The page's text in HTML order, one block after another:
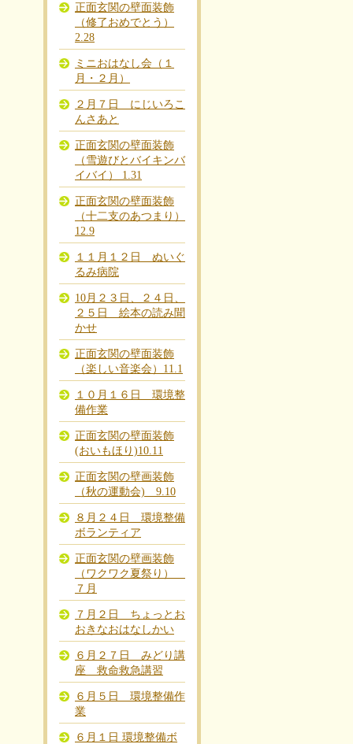
正面玄関の壁面装飾
（修了おめでとう）
2.28
ミニおはなし会（１
月・２月）
２月７日 にじいろこ
んさあと
正面玄関の壁面装飾
（雪遊びとバイキンバ
イバイ） 1.31
正面玄関の壁面装飾
（十二支のあつまり）
12.9
１１月１２日 ぬいぐ
るみ病院
10月２３日、２４日、
２５日 絵本の読み聞
かせ
正面玄関の壁面装飾
（楽しい音楽会）11.1
１０月１６日 環境整
備作業
正面玄関の壁面装飾
(おいもほり)10.11
正面玄関の壁画装飾
（秋の運動会) 9.10
８月２４日 環境整備
ボランティア
正面玄関の壁画装飾
（ワクワク夏祭り）
７月
７月２日 ちょっとお
おきなおはなしかい
６月２７日 みどり講
座 救命救急講習
６月５日 環境整備作
業
６月１日 環境整備ボ